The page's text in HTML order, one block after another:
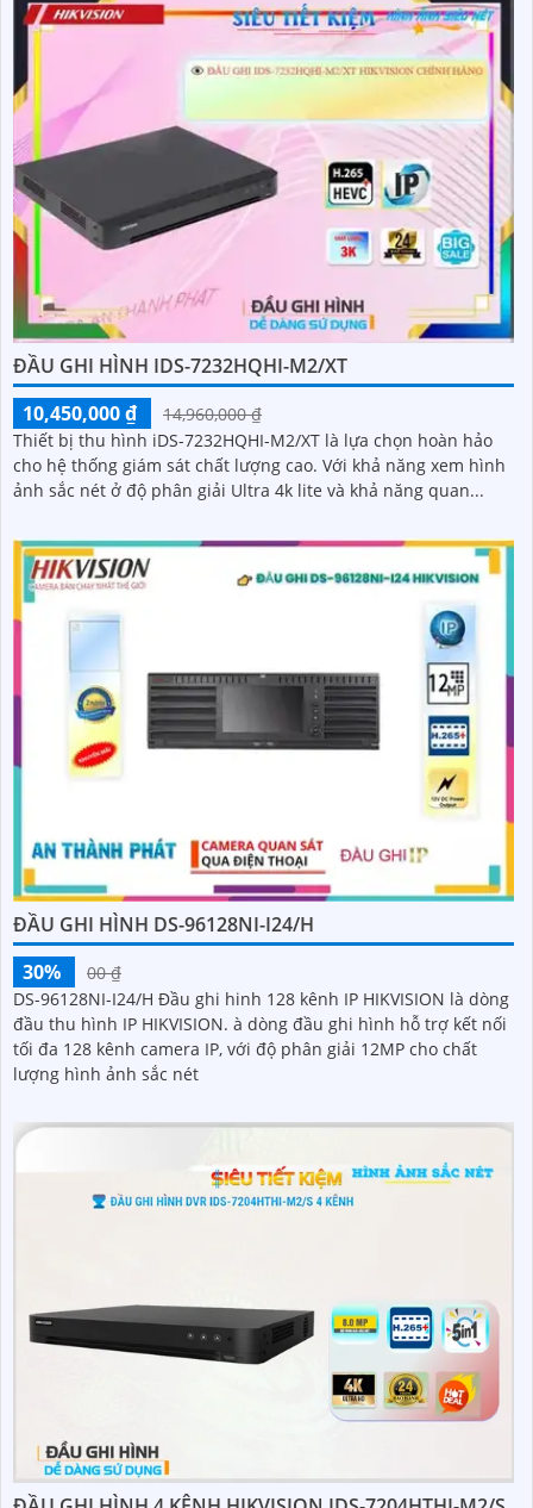
ĐẦU GHI HÌNH IDS-7232HQHI-M2/XT
10,450,000 ₫
14,960,000 ₫
Thiết bị thu hình iDS-7232HQHI-M2/XT là lựa chọn hoàn hảo
cho hệ thống giám sát chất lượng cao. Với khả năng xem hình
ảnh sắc nét ở độ phân giải Ultra 4k lite và khả năng quan...
ĐẦU GHI HÌNH DS-96128NI-I24/H
30%
00 ₫
DS-96128NI-I24/H Đầu ghi hinh 128 kênh IP HIKVISION là dòng
đầu thu hình IP HIKVISION. à dòng đầu ghi hình hỗ trợ kết nối
tối đa 128 kênh camera IP, với độ phân giải 12MP cho chất
lượng hình ảnh sắc nét